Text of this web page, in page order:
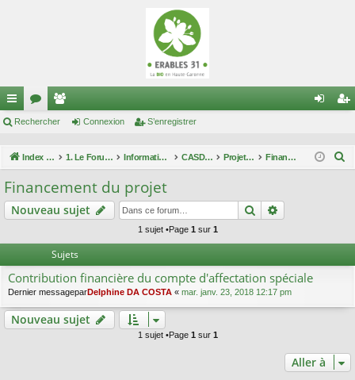
cc
ra
pi
de
or
m
s
e
br
es
xi eg
r
Rechercher Connexion S’enregistrer
Index du forum 1. Le Forum des maraîchers Informations techniques CASDAR maîtrise enherbement Projet "Maîtrise de l'enherbement" Financement du projet
r
Financement du projet
Nouveau sujet Rechercher
1 sujet •Page 1 sur 1
Sujets
Contribution financière du compte d'affectation spéciale
Dernier messageparDelphine DA COSTA « mar. janv. 23, 2018 12:17 pm
Nouveau sujet
1 sujet •Page 1 sur 1
Aller à